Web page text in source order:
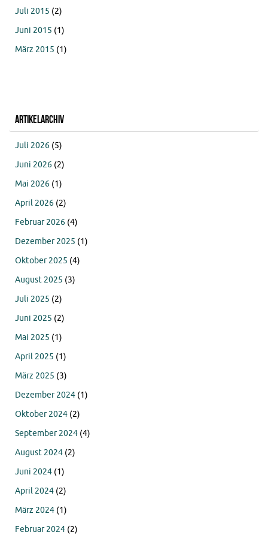
Juli 2015 (2)
Juni 2015 (1)
März 2015 (1)
Artikelarchiv
Juli 2026 (5)
Juni 2026 (2)
Mai 2026 (1)
April 2026 (2)
Februar 2026 (4)
Dezember 2025 (1)
Oktober 2025 (4)
August 2025 (3)
Juli 2025 (2)
Juni 2025 (2)
Mai 2025 (1)
April 2025 (1)
März 2025 (3)
Dezember 2024 (1)
Oktober 2024 (2)
September 2024 (4)
August 2024 (2)
Juni 2024 (1)
April 2024 (2)
März 2024 (1)
Februar 2024 (2)